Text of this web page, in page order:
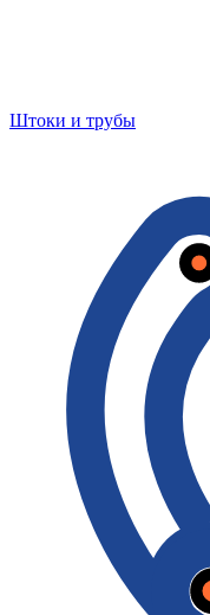
Штоки и трубы